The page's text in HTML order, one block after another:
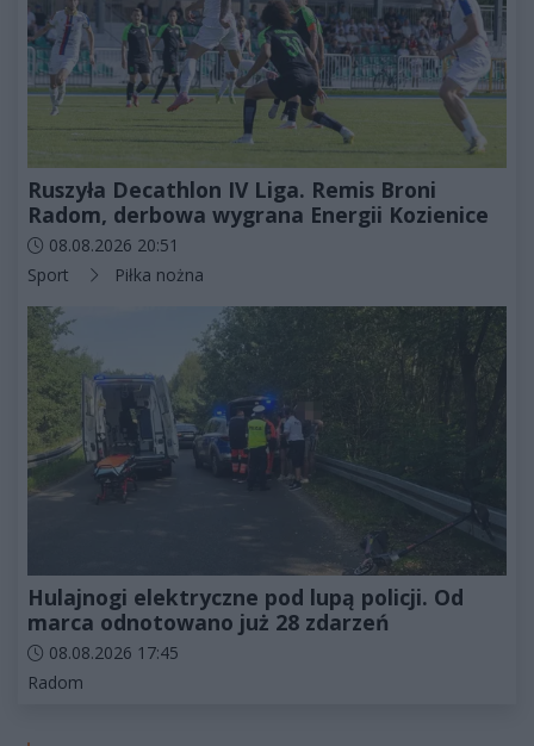
Ruszyła Decathlon IV Liga. Remis Broni
Radom, derbowa wygrana Energii Kozienice
Data dodania artykułu:
08.08.2026 20:51
Kategorie artykułu:
Sport Piłka nożna
Hulajnogi elektryczne pod lupą policji. Od
marca odnotowano już 28 zdarzeń
Data dodania artykułu:
08.08.2026 17:45
Kategorie artykułu:
Radom